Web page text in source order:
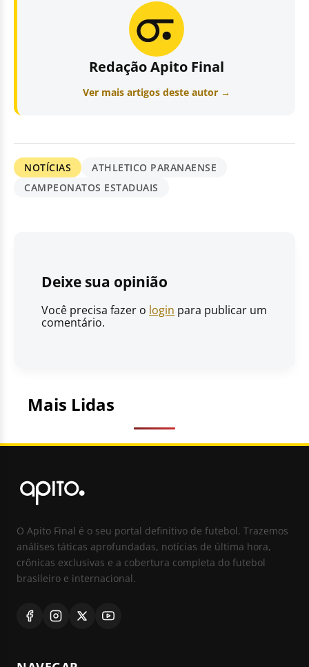
Redação Apito Final
Ver mais artigos deste autor →
NOTÍCIAS
ATHLETICO PARANAENSE
CAMPEONATOS ESTADUAIS
Deixe sua opinião
Você precisa fazer o login para publicar um
comentário.
Mais Lidas
O Apito Final é o seu portal definitivo de futebol. Trazemos
análises táticas aprofundadas, notícias de última hora,
crônicas exclusivas e a cobertura completa do futebol
brasileiro e internacional.